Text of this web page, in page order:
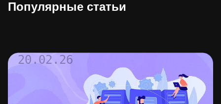
Популярные статьи
20.02.26